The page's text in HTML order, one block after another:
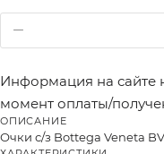
Информация на сайте
момент оплаты/
ОПИСАНИЕ
Очки с/з Bottega Veneta